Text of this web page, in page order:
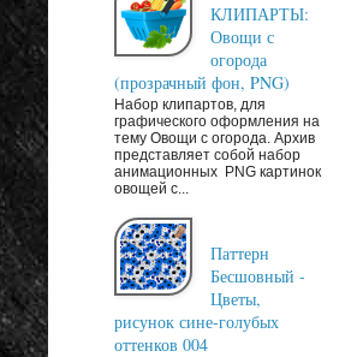
КЛИПАРТЫ:
Овощи с
огорода
(прозрачный фон, PNG)
Набор клипартов, для
графического оформления на
тему Овощи с огорода. Архив
представляет собой набор
анимационных PNG картинок
овощей с...
Паттерн
Бесшовный -
Цветы,
рисунок сине-голубых
оттенков 004